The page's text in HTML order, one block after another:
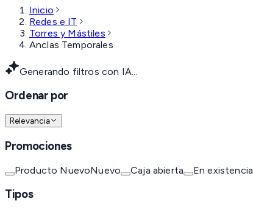
Inicio
Redes e IT
Torres y Mástiles
Anclas Temporales
Generando filtros con IA...
Ordenar por
Relevancia
Promociones
Producto NuevoNuevo Caja abierta En existencia
Tipos